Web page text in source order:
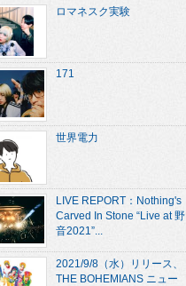
ロマネスク実験
171
世界電力
LIVE REPORT：Nothing's
Carved In Stone “Live at 野
音2021”...
2021/9/8（水）リリース、
THE BOHEMIANS ニュー